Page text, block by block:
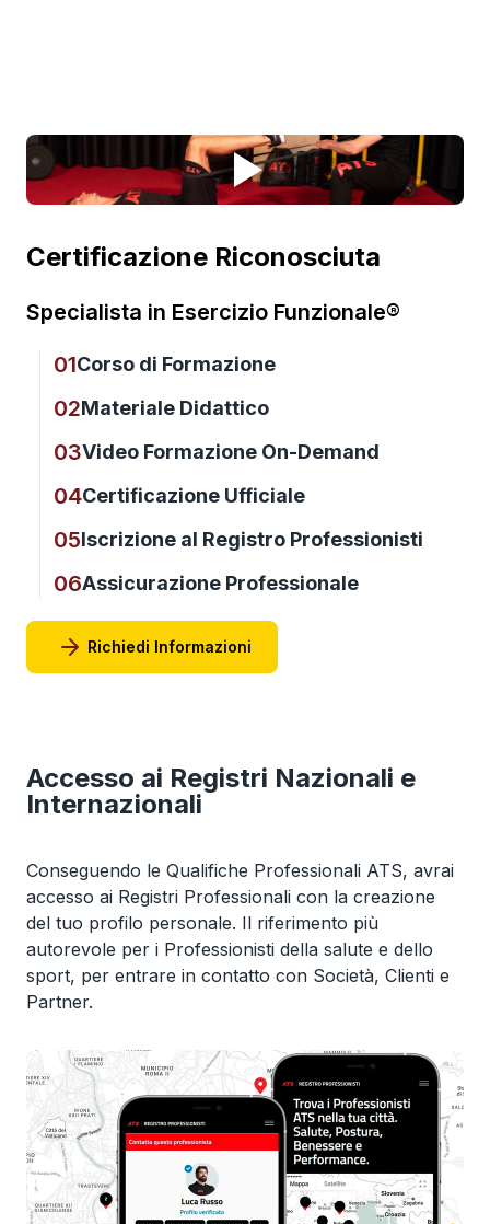
Certificazione Riconosciuta
Specialista in Esercizio Funzionale®
01Corso di Formazione
02Materiale Didattico
03Video Formazione On-Demand
04Certificazione Ufficiale
05Iscrizione al Registro Professionisti
06Assicurazione Professionale
Richiedi Informazioni
Accesso ai Registri Nazionali e
Internazionali
Conseguendo le Qualifiche Professionali ATS, avrai
accesso ai Registri Professionali con la creazione
del tuo profilo personale. Il riferimento più
autorevole per i Professionisti della salute e dello
sport, per entrare in contatto con Società, Clienti e
Partner.